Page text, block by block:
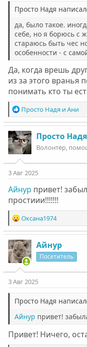
Просто Надя
да, было такое.
себе, но я борюсь с
стараюсь быть чес
особенности - с
Да, когда врешь
из за этого
понимать кто ты
Р
е
а
к
ц
и
и
:
Просто НадяиАни
Просто Надя
Волонтëр,
3 Авг 2025
Айнур привет!
простиии!!!!!!!
Р
е
а
к
ц
и
и
:
Оксана1974
Айнур
Посетитель
3 Авг 2025
Просто Надя
Айнур привет!
Привет! Ничего,